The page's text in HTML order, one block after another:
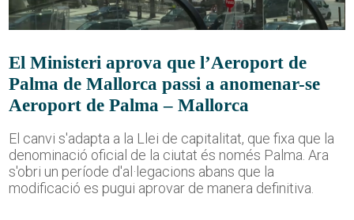
El Ministeri aprova que l’Aeroport de
Palma de Mallorca passi a anomenar-se
Aeroport de Palma – Mallorca
El canvi s'adapta a la Llei de capitalitat, que fixa que la
denominació oficial de la ciutat és només Palma. Ara
s'obri un període d'al·legacions abans que la
modificació es pugui aprovar de manera definitiva.